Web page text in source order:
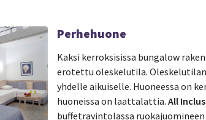
Perhehuone
Kaksi kerroksisissa bungalow
erotettu oleskelutila.
yhdelle aikuiselle. Huoneessa on
huoneissa on laattalattia. All
buffetravintolassa